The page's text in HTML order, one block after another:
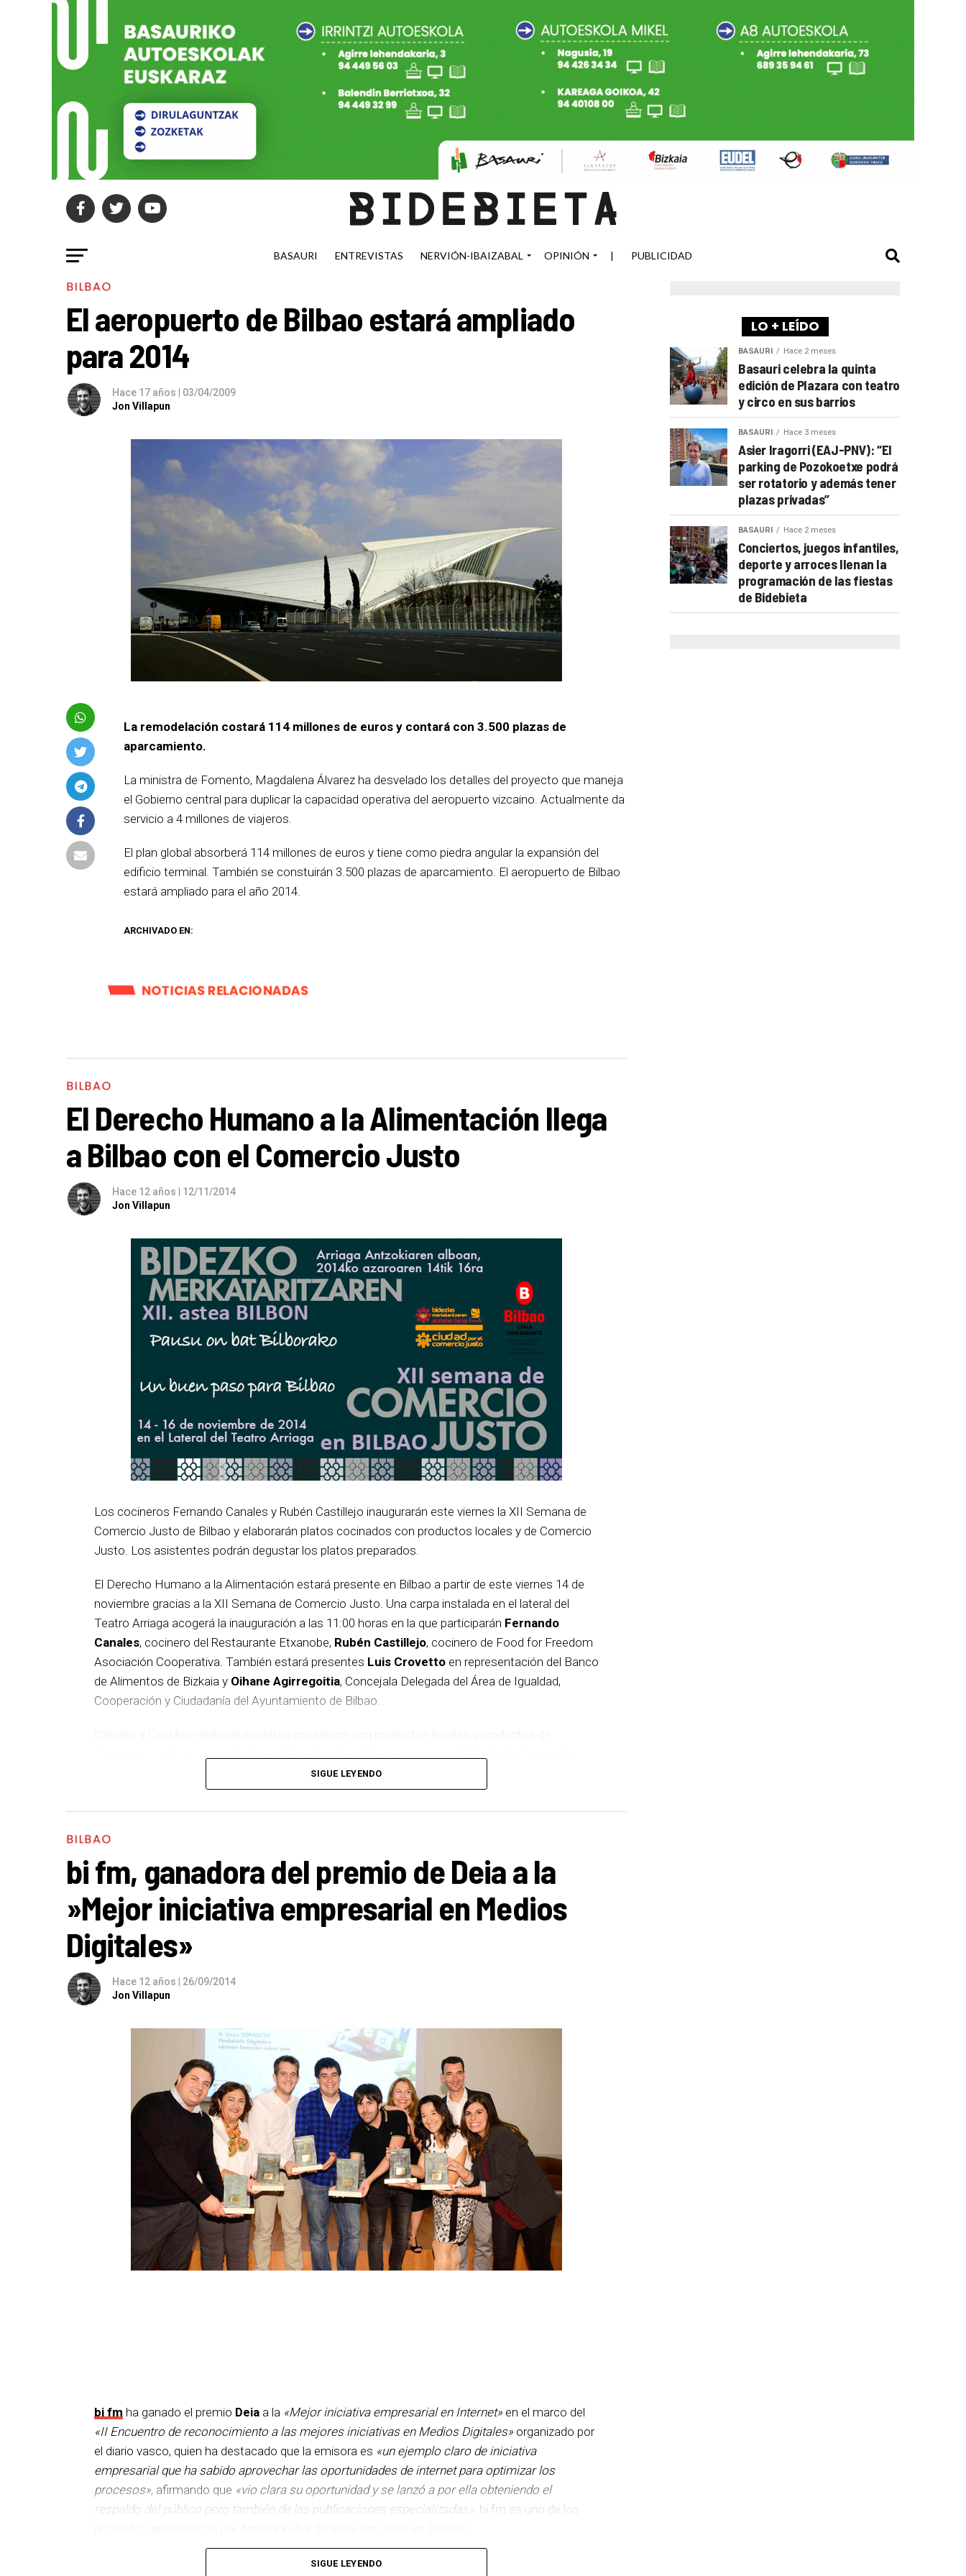
BASAURI ENTREVISTAS NERVIÓN-IBAIZABAL OPINIÓN | PUBLICIDAD
BILBAO
El aeropuerto de Bilbao estará ampliado
para 2014
Hace 17 años | 03/04/2009
Jon Villapun
La remodelación costará 114 millones de euros y contará con 3.500 plazas de
aparcamiento.
La ministra de Fomento, Magdalena Álvarez ha desvelado los detalles del proyecto que maneja
el Gobierno central para duplicar la capacidad operativa del aeropuerto vizcaino. Actualmente da
servicio a 4 millones de viajeros.
El plan global absorberá 114 millones de euros y tiene como piedra angular la expansión del
edificio terminal. También se constuirán 3.500 plazas de aparcamiento. El aeropuerto de Bilbao
estará ampliado para el año 2014.
ARCHIVADO EN:
NOTICIAS RELACIONADAS
BILBAO
El Derecho Humano a la Alimentación llega
a Bilbao con el Comercio Justo
Hace 12 años | 12/11/2014
Jon Villapun
Los cocineros Fernando Canales y Rubén Castillejo inaugurarán este viernes la XII Semana de
Comercio Justo de Bilbao y elaborarán platos cocinados con productos locales y de Comercio
Justo. Los asistentes podrán degustar los platos preparados.
El Derecho Humano a la Alimentación estará presente en Bilbao a partir de este viernes 14 de
noviembre gracias a la XII Semana de Comercio Justo. Una carpa instalada en el lateral del
Teatro Arriaga acogerá la inauguración a las 11:00 horas en la que participarán Fernando
Canales, cocinero del Restaurante Etxanobe, Rubén Castillejo, cocinero de Food for Freedom
Asociación Cooperativa. También estará presentes Luis Crovetto en representación del Banco
de Alimentos de Bizkaia y Oihane Agirregoitia, Concejala Delegada del Área de Igualdad,
Cooperación y Ciudadanía del Ayuntamiento de Bilbao.
. Además, ambos cocineros charlarán sobre diferentes aspectos que tenemos que tener
en cuenta en nuestra alimentación y en la conciencia necesaria para un alimentación global y
responsable. El desarrollo de esta actividad será parte del documental“El gusto es mío”
centrado en el Derecho Humano a la Alimentación. La Feria de Comercio Justo de Bilbao se
calle hasta sorteos de cestas de productos.
SIGUE LEYENDO
BILBAO
bi fm, ganadora del premio de Deia a la
»Mejor iniciativa empresarial en Medios
Digitales»
Hace 12 años | 26/09/2014
Jon Villapun
bi fm ha ganado el premio Deia a la «Mejor iniciativa empresarial en Internet» en el marco del
«II Encuentro de reconocimiento a las mejores iniciativas en Medios Digitales» organizado por
el diario vasco, quien ha destacado que la emisora es «un ejemplo claro de iniciativa
empresarial que ha sabido aprovechar las oportunidades de internet para optimizar los
procesos», afirmando que «vio clara su oportunidad y se lanzó a por ella obteniendo el
respaldo del público pero también de las publicaciones especializadas» . bi fm es uno de los
Ideateca, Karmacracy y Meetabout completaban las nominaciones en el apartado de nuestra
SIGUE LEYENDO
LO + LEÍDO
BASAURI Hace 2 meses
Basauri celebra la quinta
edición de Plazara con teatro
y circo en sus barrios
BASAURI Hace 3 meses
Asier Iragorri (EAJ-PNV): “El
parking de Pozokoetxe podrá
ser rotatorio y además tener
plazas privadas”
BASAURI Hace 2 meses
Conciertos, juegos infantiles,
deporte y arroces llenan la
programación de las fiestas
de Bidebieta